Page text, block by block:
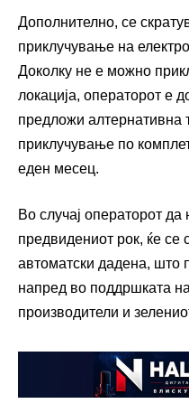
Дополнително, се
приклучување на
Доколку не е можно
локација, операторот е
предложи алтернативна
приклучување по
еден месец.
Во случај операторот да
предвидениот рок, ќе се
автоматски дадена, што
напред во поддршката
производители и